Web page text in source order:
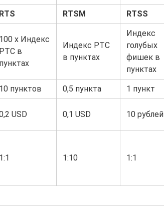
RTS RTSM RTSS
100 х Индекс
РТС в
пунктах
Индекс РТС
в пунктах
Индекс
голубых
фишек в
пунктах
10 пунктов 0,5 пункта 1 пункт
USD 0,1 USD 10 рублей
1:1 1:10 1:1